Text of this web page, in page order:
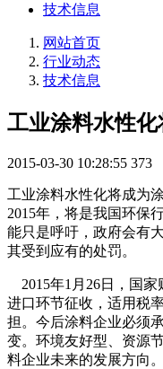
技术信息
网站首页
行业动态
技术信息
工业涂料水性
2015-03-30 10:28:55 373
工业涂料水性化将成为
2015年，将是我国环保
能只是呼吁，政府会有
其受到应有的处罚。
2015年1月26日，国家
进口环节征收，适用税
担。今后涂料企业必须
变。环境友好型、资源
料企业未来的发展方向